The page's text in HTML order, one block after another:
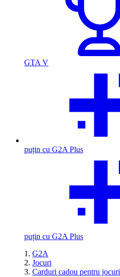
GTA V
puțin cu G2A Plus
puțin cu G2A Plus
G2A
Jocuri
Carduri cadou pentru jocuri